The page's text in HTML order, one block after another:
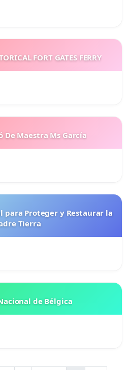
FORT GATES FERRY
De Maestra Ms García
para Proteger y Restaurar la
Tierra
de Bélgica